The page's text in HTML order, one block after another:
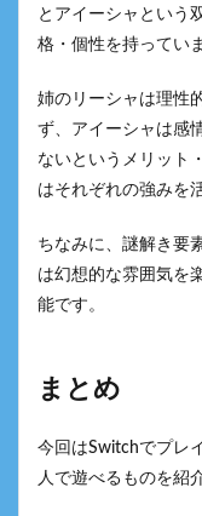
とアイーシャという
格・個性を持ってい
姉のリーシャは理性
ず、アイーシャは感
ないというメリット
はそれぞれの強みを
ちなみに、謎解き要
は幻想的な雰囲気を
能です。
まとめ
今回はSwitchでプレ
人で遊べるものを紹